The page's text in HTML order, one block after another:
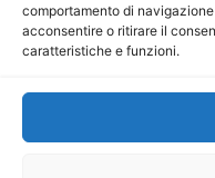
comportamento di
acconsentire o ritirare il
caratteristiche e funzioni.
Direttore
Mercurio
iscritta al Registro